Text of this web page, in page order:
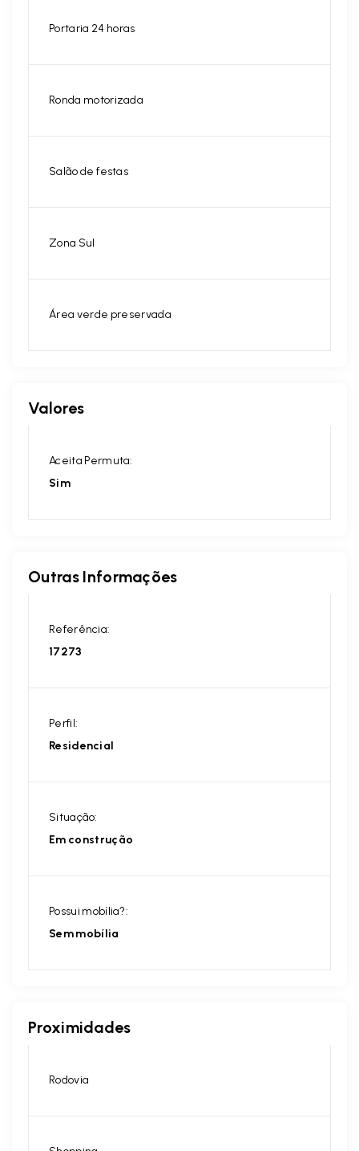
Portaria 24 horas
Ronda motorizada
Salão de festas
Zona Sul
Área verde preservada
Valores
Aceita Permuta:
Sim
Outras Informações
Referência:
17273
Perfil:
Residencial
Situação:
Em construção
Possui mobília?:
Sem mobília
Proximidades
Rodovia